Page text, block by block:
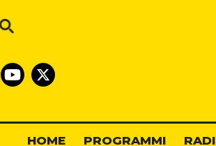
HOME PROGRAMMI